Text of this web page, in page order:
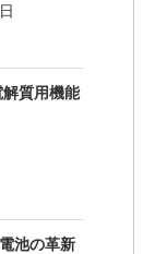
質用機能
池の革新